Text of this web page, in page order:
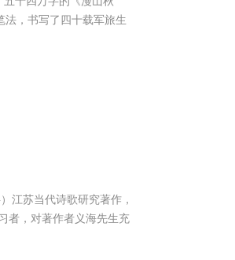
法，书写了四十载军旅生
江苏当代诗歌研究著作，
者，对著作者义海先生充